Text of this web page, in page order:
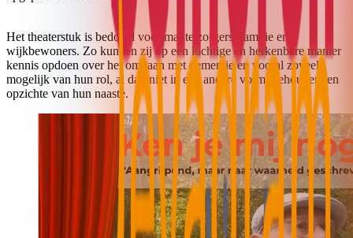
Het theaterstuk is bedoeld voor mantelzorgers, familie en
wijkbewoners. Zo kunnen zij op een luchtige en herkenbare manier
kennis opdoen over het omgaan met dementie en vooral zoveel
mogelijk van hun rol, al dan niet in een andere vorm, behouden ten
opzichte van hun naaste.